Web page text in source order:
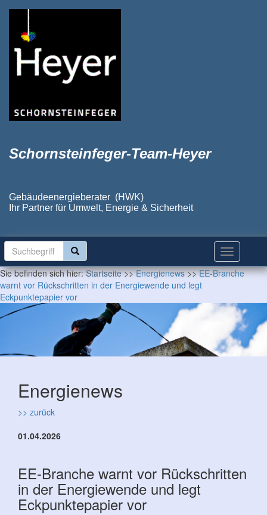
Schornsteinfeger-Team-Heyer
Gebäudeenergieberater (HWK)
Ihr Partner für Umwelt, Energie & Sicherheit
Sie befinden sich hier:Startseite>>Energienews>>EE-Branche
warnt vor Rückschritten in der Energiewende und legt
Eckpunktepapier vor
Energienews
>> zurück
01.04.2026
EE-Branche warnt vor Rückschritten
in der Energiewende und legt
Eckpunktepapier vor